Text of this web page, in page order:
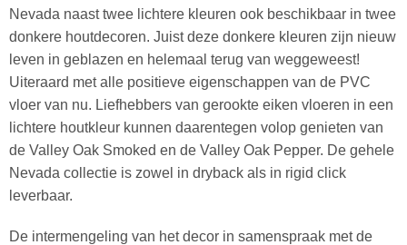
Nevada naast twee lichtere kleuren ook beschikbaar in twee
donkere houtdecoren. Juist deze donkere kleuren zijn nieuw
leven in geblazen en helemaal terug van weggeweest!
Uiteraard met alle positieve eigenschappen van de PVC
vloer van nu. Liefhebbers van gerookte eiken vloeren in een
lichtere houtkleur kunnen daarentegen volop genieten van
de Valley Oak Smoked en de Valley Oak Pepper. De gehele
Nevada collectie is zowel in dryback als in rigid click
leverbaar.
De intermengeling van het decor in samenspraak met de